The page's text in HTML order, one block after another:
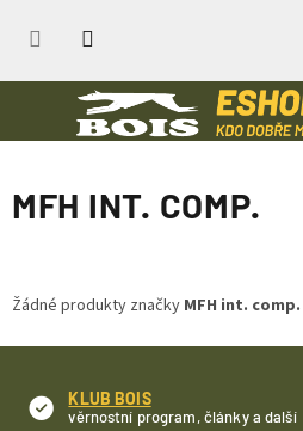
MFH INT. COMP.
Žádné produkty značky MFH int. comp.
KLUB BOIS
věrnostní program, články a další